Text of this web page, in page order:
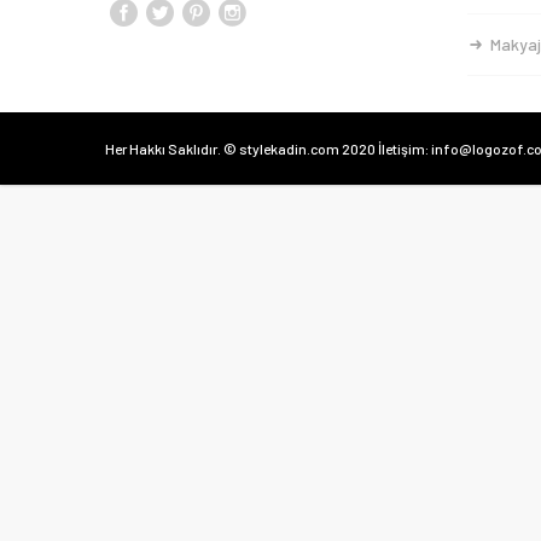
Makyaj
Her Hakkı Saklıdır. © stylekadin.com 2020 İletişim: